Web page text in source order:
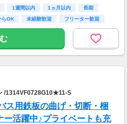
ピッタリ！
より早く、週払い
す。
を選択いただき、
す（業務委
1週間以内 1ヵ月以内
長期
らOK 未経験歓迎 フリーター歓迎
/1314VF0728G10★11-S
ス用鉄板の曲げ・切断・梱
ー活躍中♪プライベートも充